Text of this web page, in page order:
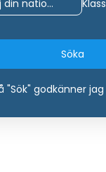
Klass
Söka
godkänner